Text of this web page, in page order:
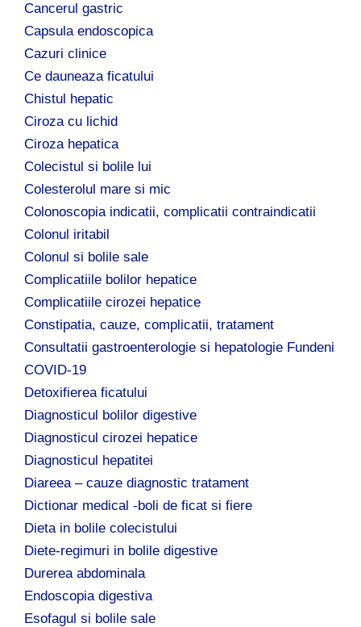
Cancerul gastric
Capsula endoscopica
Cazuri clinice
Ce dauneaza ficatului
Chistul hepatic
Ciroza cu lichid
Ciroza hepatica
Colecistul si bolile lui
Colesterolul mare si mic
Colonoscopia indicatii, complicatii contraindicatii
Colonul iritabil
Colonul si bolile sale
Complicatiile bolilor hepatice
Complicatiile cirozei hepatice
Constipatia, cauze, complicatii, tratament
Consultatii gastroenterologie si hepatologie Fundeni
COVID-19
Detoxifierea ficatului
Diagnosticul bolilor digestive
Diagnosticul cirozei hepatice
Diagnosticul hepatitei
Diareea – cauze diagnostic tratament
Dictionar medical -boli de ficat si fiere
Dieta in bolile colecistului
Diete-regimuri in bolile digestive
Durerea abdominala
Endoscopia digestiva
Esofagul si bolile sale